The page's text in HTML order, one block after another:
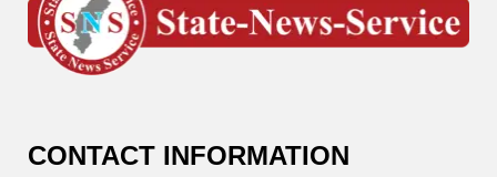
CONTACT INFORMATION